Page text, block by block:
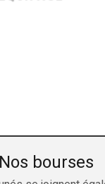
Nos bourses